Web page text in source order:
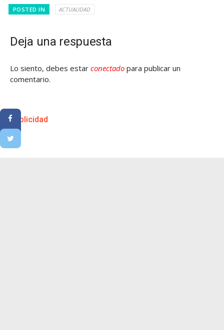
POSTED IN ACTUALIDAD
Deja una respuesta
Lo siento, debes estar conectado para publicar un
comentario.
Publicidad